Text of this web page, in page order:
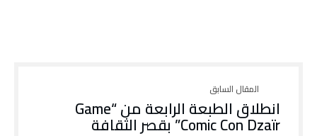
انطلاق الطبعة الرابعة من “Game
Comic Con Dzaïr” بقصر الثقافة